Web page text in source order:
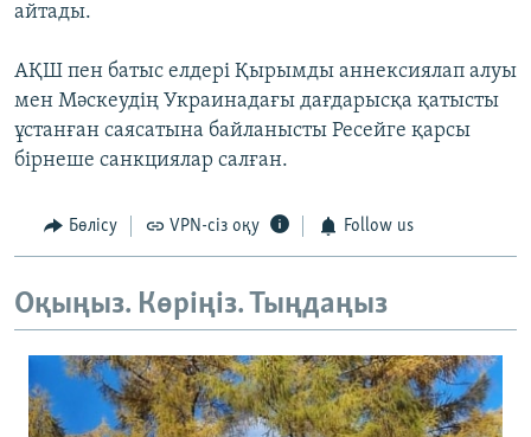
айтады.
АҚШ пен батыс елдері Қырымды аннексиялап алуы
мен Мәскеудің Украинадағы дағдарысқа қатысты
ұстанған саясатына байланысты Ресейге қарсы
бірнеше санкциялар салған.
Бөлісу VPN-сіз оқу Follow us
Оқыңыз. Көріңіз. Тыңдаңыз